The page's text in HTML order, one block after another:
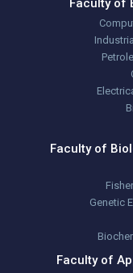
Faculty of
Faculty of
Genetic
Faculty of